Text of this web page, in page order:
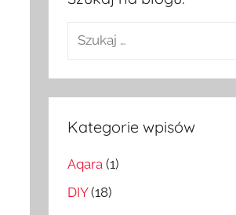
Szukaj:
Kategorie wpisów
Aqara (1)
DIY(18)